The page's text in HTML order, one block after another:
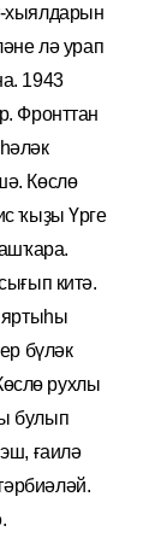
хыялдарын
лә урап
1943
Фронттан
Көслө
ҡыҙы Үрге
китә.
яртыһы
бүләк
рухлы
булып
ғаилә